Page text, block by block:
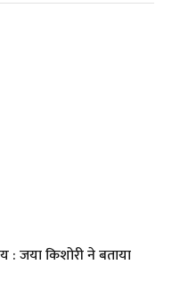
जया किशोरी ने बताया